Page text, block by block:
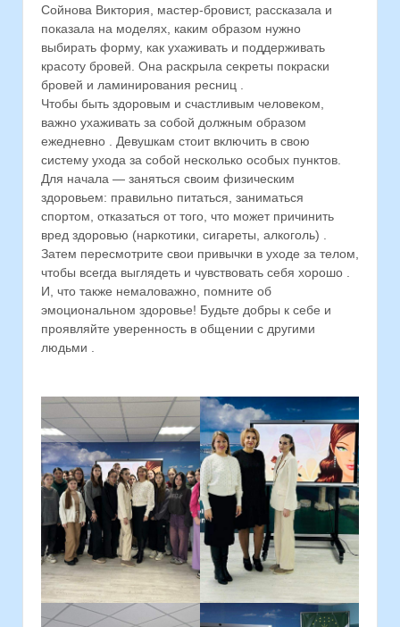
Сойнова Виктория, мастер-бровист, рассказала и
показала на моделях, каким образом нужно
выбирать форму, как ухаживать и поддерживать
красоту бровей. Она раскрыла секреты покраски
бровей и ламинирования ресниц .
Чтобы быть здоровым и счастливым человеком,
важно ухаживать за собой должным образом
ежедневно . Девушкам стоит включить в свою
систему ухода за собой несколько особых пунктов.
Для начала — заняться своим физическим
здоровьем: правильно питаться, заниматься
спортом, отказаться от того, что может причинить
вред здоровью (наркотики, сигареты, алкоголь) .
Затем пересмотрите свои привычки в уходе за телом,
чтобы всегда выглядеть и чувствовать себя хорошо .
И, что также немаловажно, помните об
эмоциональном здоровье! Будьте добры к себе и
проявляйте уверенность в общении с другими
людьми .